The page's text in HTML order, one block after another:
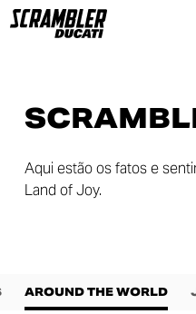
Aqui estão os fatos e
Land of Joy.
AROUND THE WORLD